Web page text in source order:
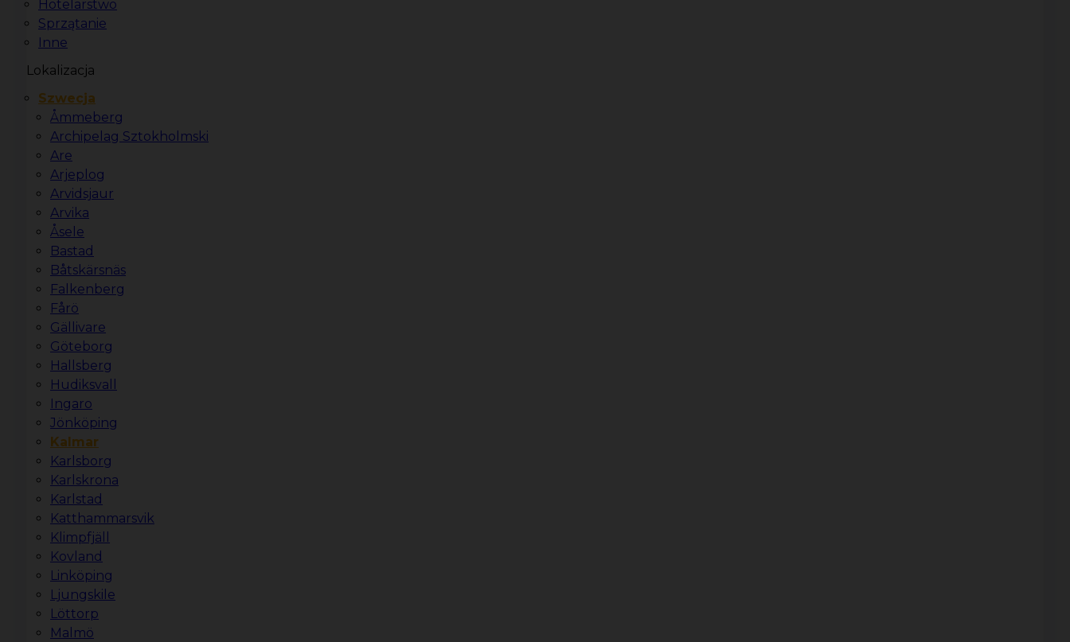
Hotelarstwo
Sprzątanie
Inne
Lokalizacja
Szwecja
Åmmeberg
Archipelag Sztokholmski
Are
Arjeplog
Arvidsjaur
Arvika
Åsele
Bastad
Båtskärsnäs
Falkenberg
Fårö
Gällivare
Göteborg
Hallsberg
Hudiksvall
Ingaro
Jönköping
Kalmar
Karlsborg
Karlskrona
Karlstad
Katthammarsvik
Klimpfjäll
Kovland
Linköping
Ljungskile
Löttorp
Malmö